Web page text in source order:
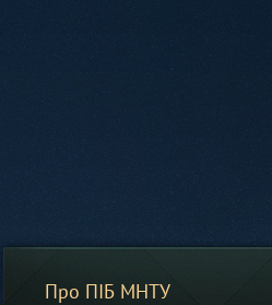
Про ПІБ МНТУ